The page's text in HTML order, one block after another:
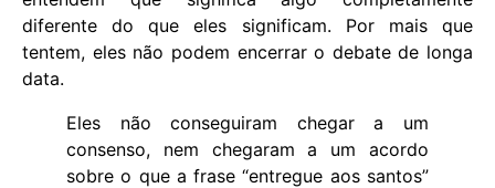
diferente do que eles significam. Por mais que
tentem, eles não podem encerrar o debate de longa
data.
Eles não conseguiram chegar a um
consenso, nem chegaram a um acordo
sobre o que a frase “entregue aos santos”